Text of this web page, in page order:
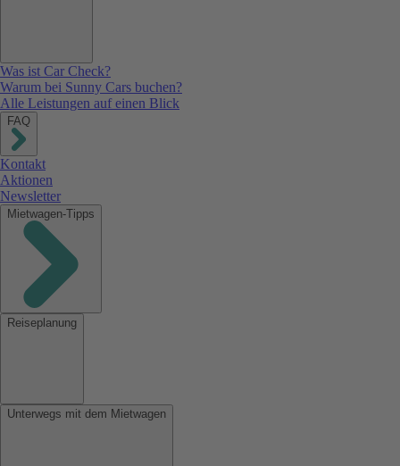
Was ist Car Check?
Warum bei Sunny Cars buchen?
Alle Leistungen auf einen Blick
FAQ
Kontakt
Aktionen
Newsletter
Mietwagen-Tipps
Reiseplanung
Unterwegs mit dem Mietwagen